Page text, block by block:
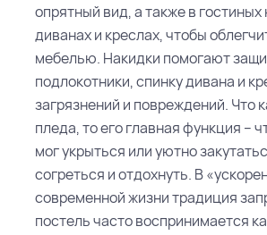
опрятный вид, а также в гостиных
диванах и креслах, чтобы
мебелью. Накидки помогают
подлокотники, спинку дивана и
загрязнений и повреждений. Что
пледа, то его главная функция –
мог укрыться или уютно
согреться и отдохнуть. В
современной жизни традиция
постель часто воспринимается